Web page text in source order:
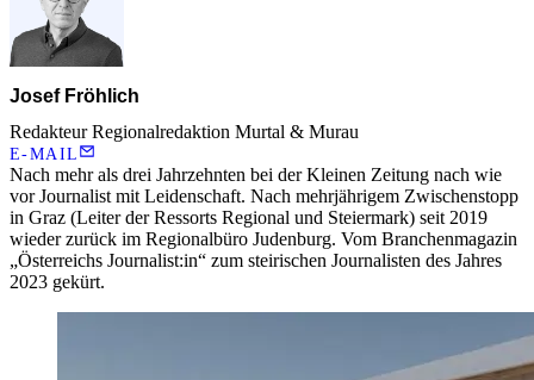
Josef Fröhlich
Redakteur Regionalredaktion Murtal & Murau
E-MAIL
Nach mehr als drei Jahrzehnten bei der Kleinen Zeitung nach wie
vor Journalist mit Leidenschaft. Nach mehrjährigem Zwischenstopp
in Graz (Leiter der Ressorts Regional und Steiermark) seit 2019
wieder zurück im Regionalbüro Judenburg. Vom Branchenmagazin
„Österreichs Journalist:in“ zum steirischen Journalisten des Jahres
2023 gekürt.